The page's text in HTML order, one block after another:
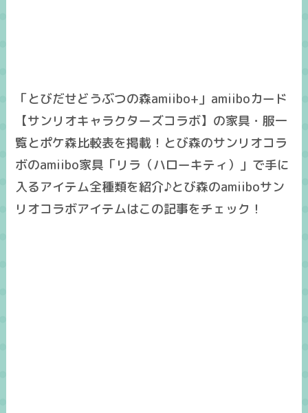
「とびだせどうぶつの森amiibo+」amiiboカード
【サンリオキャラクターズコラボ】の家具・服一
覧とポケ森比較表を掲載！とび森のサンリオコラ
ボのamiibo家具「リラ（ハローキティ）」で手に
入るアイテム全種類を紹介♪とび森のamiiboサン
リオコラボアイテムはこの記事をチェック！